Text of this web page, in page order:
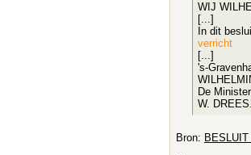
WIJ
[...]
In dit
verricht
[...]
's-
De
W. DREES.
Bron: